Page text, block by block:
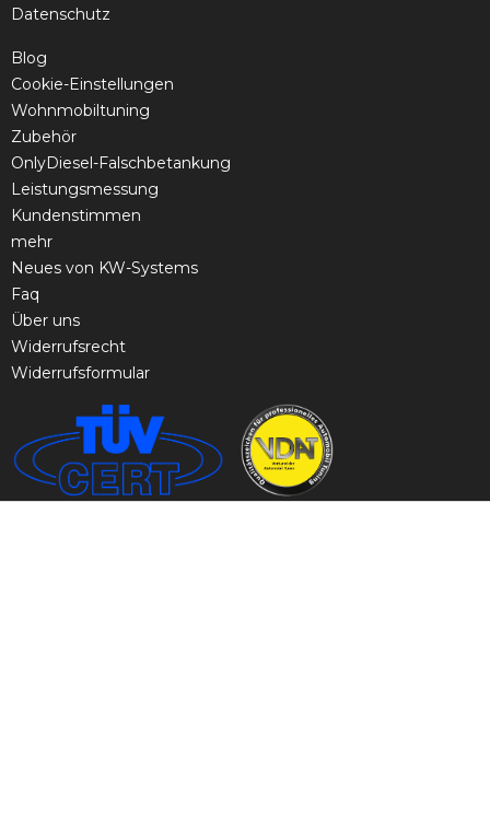
Datenschutz
Blog
Cookie-Einstellungen
Wohnmobiltuning
Zubehör
OnlyDiesel-Falschbetankung
Leistungsmessung
Kundenstimmen
mehr
Neues von KW-Systems
Faq
Über uns
Widerrufsrecht
Widerrufsformular